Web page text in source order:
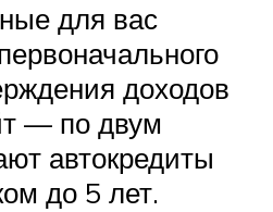
для вас
доходов
— по двум
автокредиты
до 5 лет.